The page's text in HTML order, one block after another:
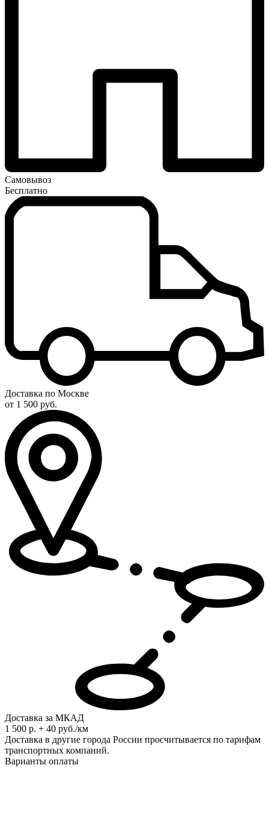
Самовывоз
Бесплатно
Доставка по Москве
от 1 500 руб.
Доставка за МКАД
1 500 р. + 40 руб./км
Доставка в другие города России просчитывается по тарифам
транспортных компаний.
Варианты оплаты